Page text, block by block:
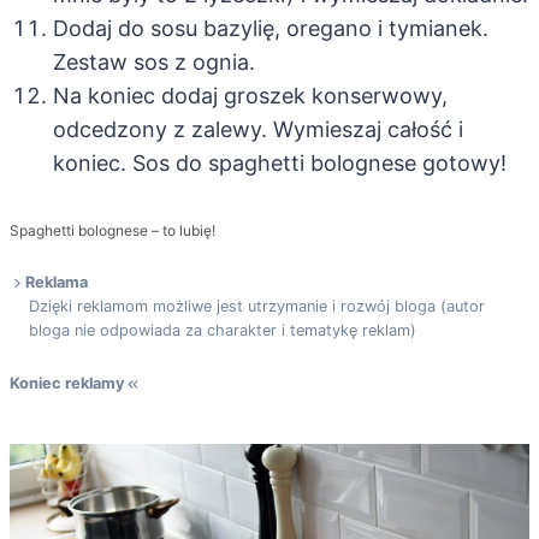
Dodaj do sosu bazylię, oregano i tymianek.
Zestaw sos z ognia.
Na koniec dodaj groszek konserwowy,
odcedzony z zalewy. Wymieszaj całość i
koniec. Sos do spaghetti bolognese gotowy!
Spaghetti bolognese – to lubię!
Reklama
Dzięki reklamom możliwe jest utrzymanie i rozwój bloga (autor
bloga nie odpowiada za charakter i tematykę reklam)
Koniec reklamy